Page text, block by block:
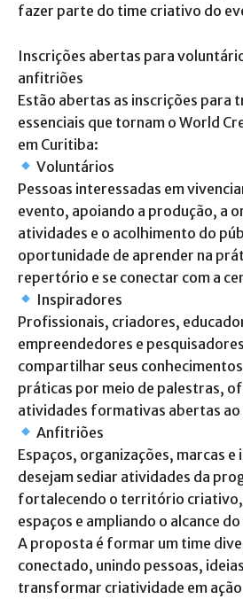
fazer parte do time criativo do
Inscrições abertas para
anfitriões
Estão abertas as inscrições para
essenciais que tornam o World
em Curitiba:
Voluntários
Pessoas interessadas em
evento, apoiando a produção, a
atividades e o acolhimento do
oportunidade de aprender na
repertório e se conectar com a
Inspiradores
Profissionais, criadores,
empreendedores e
compartilhar seus
práticas por meio de palestras,
atividades formativas abertas ao
Anfitriões
Espaços, organizações, marcas e
desejam sediar atividades da
fortalecendo o território criativo,
espaços e ampliando o alcance
A proposta é formar um time
conectado, unindo pessoas,
transformar criatividade em